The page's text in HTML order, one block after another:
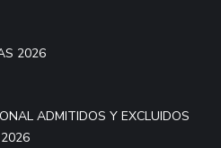
2026
ADMITIDOS Y EXCLUIDOS